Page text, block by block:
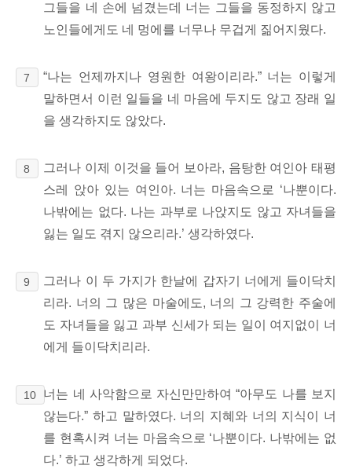
그들을 네 손에 넘겼는데 너는 그들을 동정하지 않고
노인들에게도 네 멍에를 너무나 무겁게 짊어지웠다.
7
“나는 언제까지나 영원한 여왕이리라.” 너는 이렇게
말하면서 이런 일들을 네 마음에 두지도 않고 장래 일
을 생각하지도 않았다.
8
그러나 이제 이것을 들어 보아라, 음탕한 여인아 태평
스레 앉아 있는 여인아. 너는 마음속으로 ‘나뿐이다.
나밖에는 없다. 나는 과부로 나앉지도 않고 자녀들을
잃는 일도 겪지 않으리라.’ 생각하였다.
9
그러나 이 두 가지가 한날에 갑자기 너에게 들이닥치
리라. 너의 그 많은 마술에도, 너의 그 강력한 주술에
도 자녀들을 잃고 과부 신세가 되는 일이 여지없이 너
에게 들이닥치리라.
10 너는 네 사악함으로 자신만만하여 “아무도 나를 보지
않는다.” 하고 말하였다. 너의 지혜와 너의 지식이 너
를 현혹시켜 너는 마음속으로 ‘나뿐이다. 나밖에는 없
다.’ 하고 생각하게 되었다.